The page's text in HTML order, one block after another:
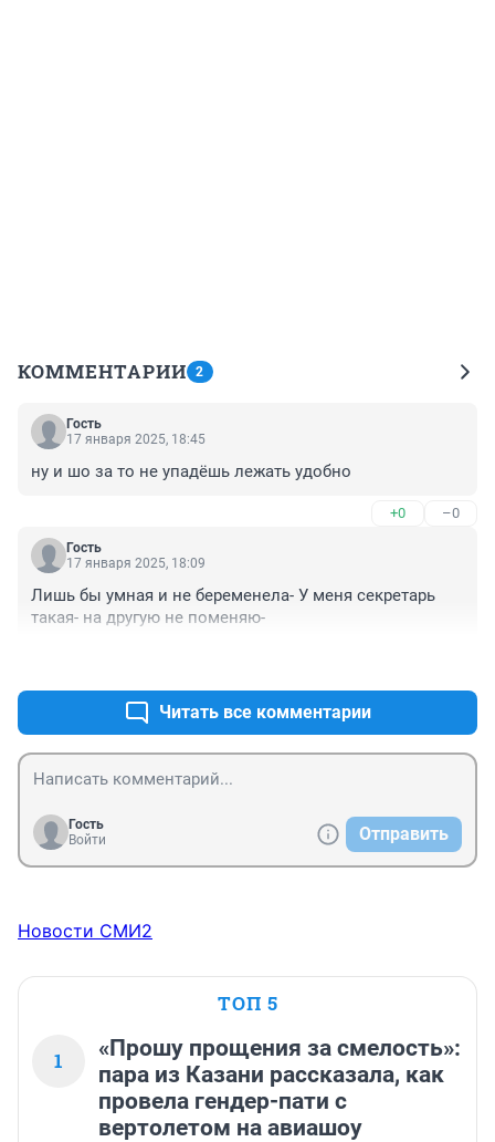
КОММЕНТАРИИ 2
Гость
17 января 2025, 18:45
ну и шо за то не упадёшь лежать удобно
+0 –0
Гость
17 января 2025, 18:09
Лишь бы умная и не беременела- У меня секретарь
такая- на другую не поменяю-
Читать все комментарии
Гость
Войти
Отправить
Новости СМИ2
ТОП 5
1
«Прошу прощения за смелость»:
пара из Казани рассказала, как
провела гендер-пати с
вертолетом на авиашоу